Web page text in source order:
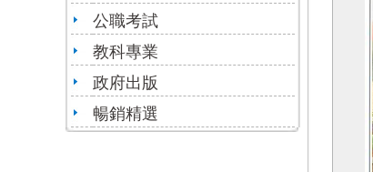
公職考試
教科專業
政府出版
暢銷精選